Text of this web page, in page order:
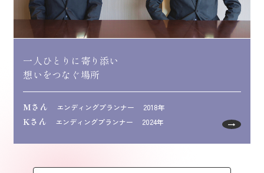
一人ひとりに寄り添い
想いをつなぐ場所
Mさん エンディングプランナー 2018年
Kさん エンディングプランナー 2024年